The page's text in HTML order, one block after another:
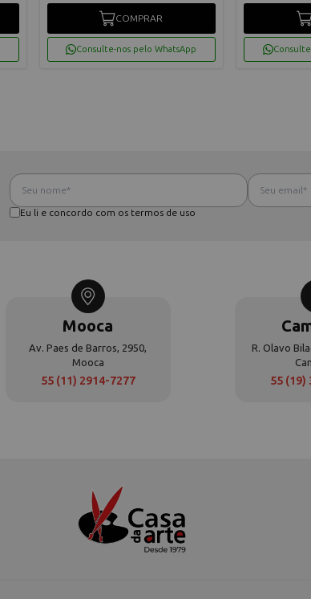
COMPRAR
Consulte-nos pelo WhatsApp
Eu li e concordo com os termos de uso
Mooca
Av. Paes de Barros, 2950,
Mooca
55 (11) 2914-7277
R. Olavo
55 (19)